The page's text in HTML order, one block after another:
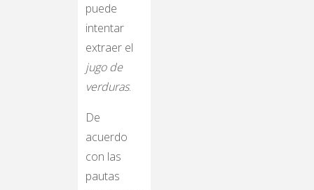
puede
intentar
extraer el
jugo de
verduras.
De
acuerdo
con las
pautas